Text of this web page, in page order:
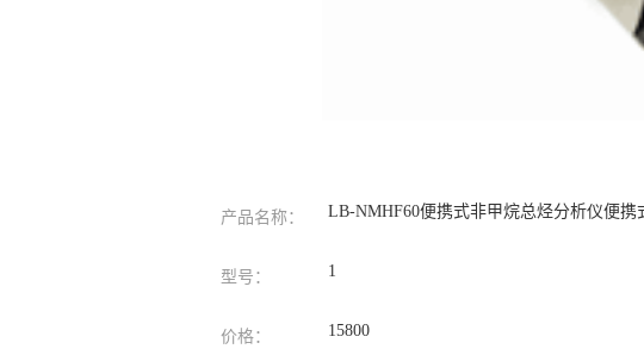
产品名称： LB-NMHF60便携式非甲烷总烃分析仪便
型号： 1
价格： 15800